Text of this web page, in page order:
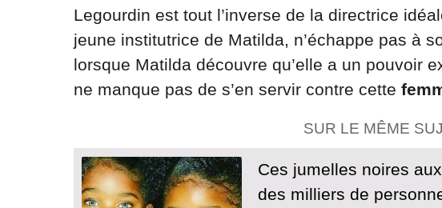
Legourdin est tout l’inverse de la directrice
jeune institutrice de Matilda, n’échappe pas à
lorsque Matilda découvre qu’elle a un pouvoir
ne manque pas de s’en servir contre cette
SUR LE MÊME
Ces jumelles noires
des milliers de